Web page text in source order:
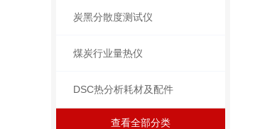
炭黑分散度测试仪
煤炭行业量热仪
DSC热分析耗材及配件
查看全部分类